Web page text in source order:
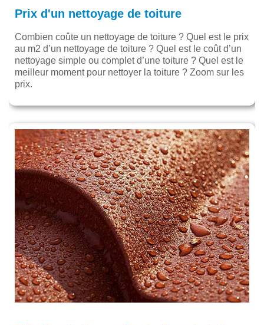
Prix d'un nettoyage de toiture
Combien coûte un nettoyage de toiture ? Quel est le prix
au m2 d’un nettoyage de toiture ? Quel est le coût d’un
nettoyage simple ou complet d’une toiture ? Quel est le
meilleur moment pour nettoyer la toiture ? Zoom sur les
prix.